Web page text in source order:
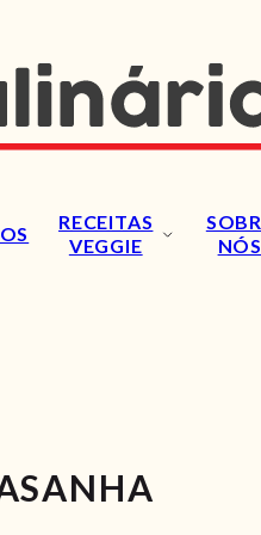
RECEITAS
VEGGIE
NÓS